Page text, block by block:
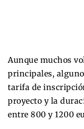
Aunque muchos
principales,
tarifa de
proyecto y la
entre 800 y 1200